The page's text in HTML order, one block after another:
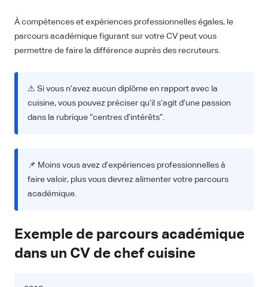
À compétences et expériences professionnelles égales, le
parcours académique figurant sur votre CV peut vous
permettre de faire la différence auprès des recruteurs.
⚠ Si vous n’avez aucun diplôme en rapport avec la
cuisine, vous pouvez préciser qu’il s’agit d’une passion
dans la rubrique “centres d’intérêts”.
📌 Moins vous avez d’expériences professionnelles à
faire valoir, plus vous devrez alimenter votre parcours
académique.
Exemple de parcours académique
dans un CV de chef cuisine